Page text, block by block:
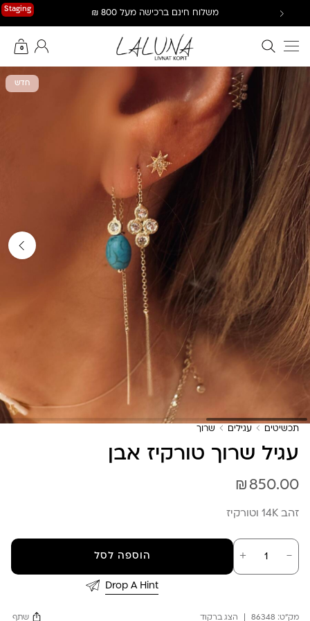
Staging משלוח חינם ברכישה מעל 800 ₪
חיפוש באתר
0
החשבון שלי
חדש
תכשיטים עגילים שרוך
עגיל שרוך טורקיז אבן
₪850.00
זהב 14K וטורקיז
－
כמות
של
עגיל
＋ הוספה לסל
Drop A Hint
מק"ט: 86348 הצג ברקוד שתף